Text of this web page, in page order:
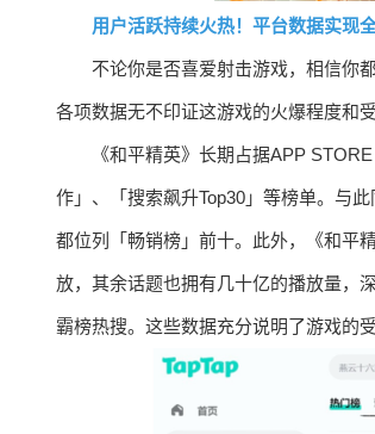
用户活跃持续火热！平台数据实现
不论你是否喜爱射击游戏，相信你
各项数据无不印证这游戏的火爆程度和受
《和平精英》长期占据APP
作」、「搜索飙升Top30」等榜单。与
都位列「畅销榜」前十。此外，《和平
放，其余话题也拥有几十亿的播放量，
霸榜热搜。这些数据充分说明了游戏的